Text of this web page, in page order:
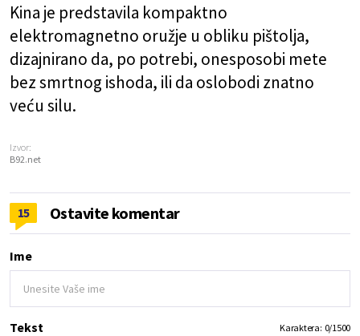
Kina je predstavila kompaktno
elektromagnetno oružje u obliku pištolja,
dizajnirano da, po potrebi, onesposobi mete
bez smrtnog ishoda, ili da oslobodi znatno
veću silu.
Izvor:
B92.net
15 Ostavite komentar
Ime
Tekst Karaktera: 0/1500